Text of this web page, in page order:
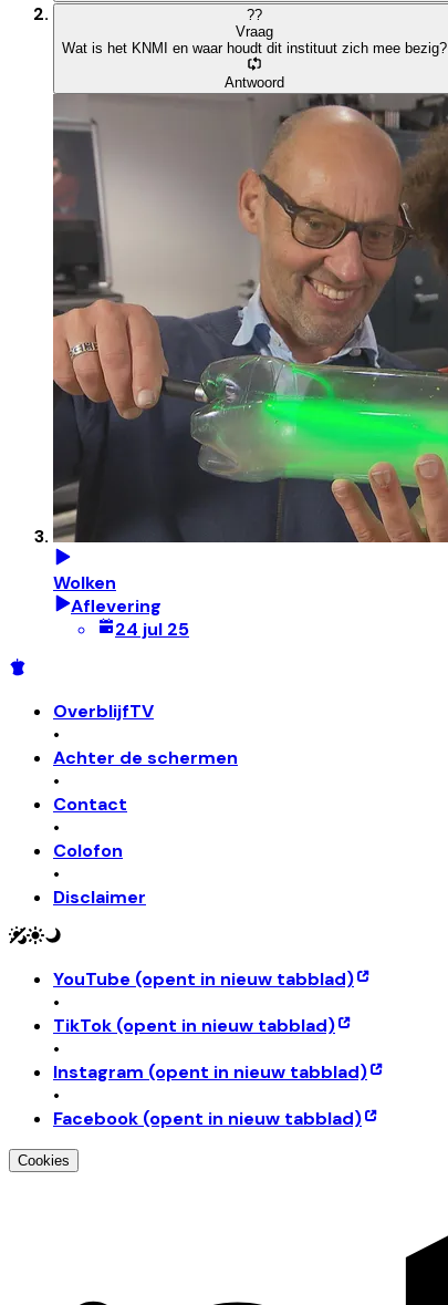
??
Vraag
Wat is het KNMI en waar houdt dit instituut zich mee bezig?
Antwoord
Wolken
Aflevering
24 jul 25
OverblijfTV
•
Achter de schermen
•
Contact
•
Colofon
•
Disclaimer
YouTube (opent in nieuw tabblad)
•
TikTok (opent in nieuw tabblad)
•
Instagram (opent in nieuw tabblad)
•
Facebook (opent in nieuw tabblad)
Cookies